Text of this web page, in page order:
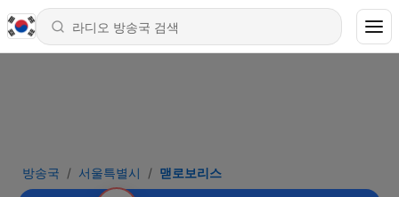
방송국 서울특별시 맫로보리스